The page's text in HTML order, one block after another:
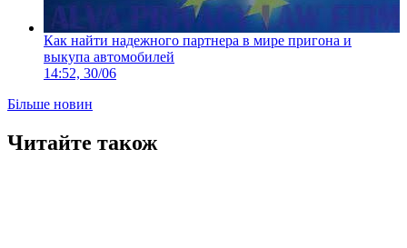
Как найти надежного партнера в мире пригона и
выкупа автомобилей
14:52, 30/06
Більше новин
Читайте також